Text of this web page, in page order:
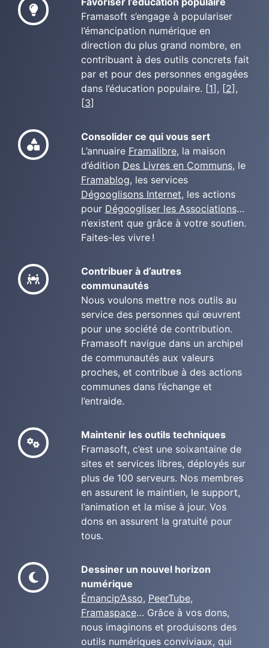
Framasoft s’engage à populariser
l’émancipation numérique en
direction du plus grand nombre, en
contribuant à des outils concrets fait
par et pour des personnes engagées
dans l’éducation populaire. [1], [2],
[3]
Consolider ce qui vous sert
L’annuaire Framalibre, la maison
d’édition Des Livres en Communs, le
Framablog, les services
Dégooglisons Internet, les actions
pour Dégoogliser les Associations…
n’existent que grâce à votre soutien.
Faites-les vivre !
Contribuer à d’autres
communautés
Nous voulons mettre nos outils au
service des personnes qui œuvrent
pour une société de contribution.
Framasoft navigue dans un archipel
de communautés aux valeurs
proches, et contribue à des actions
communes dans l’échange et
l’entraide.
Maintenir les outils techniques
Framasoft, c’est une soixantaine de
sites et services libres, déployés sur
plus de 100 serveurs. Nos membres
en assurent le maintien, le support,
l’animation et la mise à jour. Vos
dons en assurent la gratuité pour
tous.
Dessiner un nouvel horizon
numérique
Émancip’Asso, PeerTube,
Framaspace… Grâce à vos dons,
nous imaginons et produisons des
outils numériques conviviaux, qui